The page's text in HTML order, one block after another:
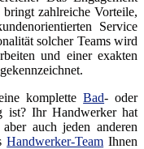
bringt zahlreiche Vorteile,
Service
solcher Teams wird
und einer exakten
kompletteBad- oder
ist? Ihr Handwerker hat
aber auch jeden anderen
Handwerker-Team Ihnen